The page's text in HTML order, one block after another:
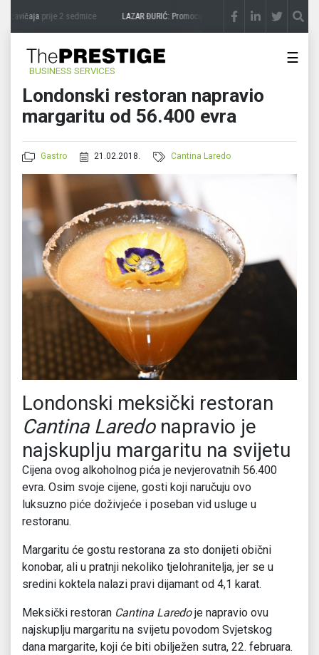
zavičajaprije 2 sedmice LAZAR ĐURIĆ: Promocija potencijal pretvara u destinaciju
BUSINESS SERVICES
☰
Londonski restoran napravio
margaritu od 56.400 evra
Gastro 21.02.2018. Cantina Laredo
Londonski meksički restoran
Cantina Laredonapravio je
najskuplju margaritu na svijetu
Cijena ovog alkoholnog pića je nevjerovatnih 56.400
evra. Osim svoje cijene, gosti koji naručuju ovo
luksuzno piće doživjeće i poseban vid usluge u
restoranu.
Margaritu će gostu restorana za sto donijeti obični
konobar, ali u pratnji nekoliko tjelohranitelja, jer se u
sredini koktela nalazi pravi dijamant od 4,1 karat.
Meksički restoran Cantina Laredoje napravio ovu
najskuplju margaritu na svijetu povodom Svjetskog
dana margarite, koji će biti obilježen sutra, 22. februara.